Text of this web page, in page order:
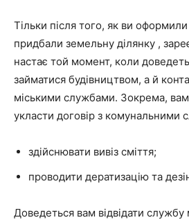
Тільки після того, як ви
придбали земельну ділянку ,
настає той момент, коли
займатися будівництвом, а й
міськими службами. Зокрема,
укласти договір з комунальними
здійснювати вивіз сміття;
проводити дератизацію та
Доведеться вам відвідати службу